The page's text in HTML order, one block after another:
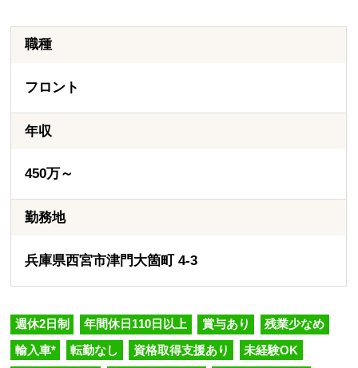
職種
フロント
年収
450万～
勤務地
兵庫県西宮市津門大箇町 4-3
週休2日制 年間休日110日以上 賞与あり 残業少なめ
輸入車* 転勤なし 資格取得支援あり 未経験OK